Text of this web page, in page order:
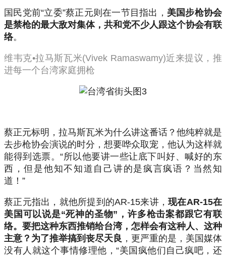
国民党前“立委”蔡正元则在一节目指出， 美国步枪协会
是禁枪的最大敌对集体，共和党不少人跟这个协会有联
络。
维韦克•拉马斯瓦米(Vivek Ramaswamy)近来提议，推
进每一个台湾家庭拥枪
蔡正元标明，拉马斯瓦米为什么讲这番话？他纯粹就是
去步枪协会演说的时分，想要哗众取宠，他认为这样就
能得到选票。“所以他要讲一些让底下叫好、喊好的东
西，但是他知不知道自己讲的是疯言疯语？当然知
道！”
蔡正元指出，就他所提到的AR-15来讲，现在AR-15在
美国可以说是“死神的圣物”，许多枪击案都跟它有联
络。要把这种东西推销给台湾，怎样会有这种人、这种
主意？为了推举搞到丧尽天良 ，更严重的是，美国媒体
没有人就这个事情修理他，“美国疯他们自己疯吧，还